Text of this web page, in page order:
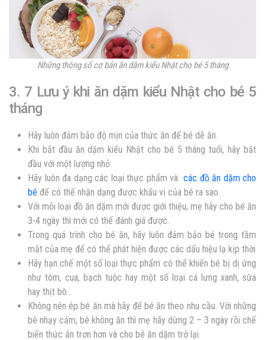
Những thông số cơ bản ăn dặm kiểu Nhật cho bé 5 tháng
3. 7 Lưu ý khi ăn dặm kiểu Nhật cho bé 5
tháng
Hãy luôn đảm bảo độ mịn của thức ăn để bé dễ ăn.
Khi bắt đầu ăn dặm kiểu Nhật cho bé 5 tháng tuổi, hãy bắt
đầu với một lượng nhỏ.
Hãy luôn đa dạng các loại thực phẩm và các đồ ăn dặm cho
bé để có thể nhận dạng được khẩu vị của bé ra sao.
Với mỗi loại đồ ăn dặm mới được giới thiệu, mẹ hãy cho bé ăn
3-4 ngày thì mới có thể đánh giá được.
Trong quá trình cho bé ăn, hãy luôn đảm bảo bé trong tầm
mắt của mẹ để có thể phát hiện được các dấu hiệu lạ kịp thời
Hãy hạn chế một số loại thực phẩm có thể khiến bé bị dị ứng
như tôm, cua, bạch tuộc hay một số loại cá lưng xanh, sữa
hay thịt bò…
Không nên ép bé ăn mà hãy để bé ăn theo nhu cầu. Với những
bé nhạy cảm, bé không ăn thì mẹ hãy dừng 2 – 3 ngày rồi chế
biến thức ăn trơn hơn và cho bé ăn dặm trở lại.